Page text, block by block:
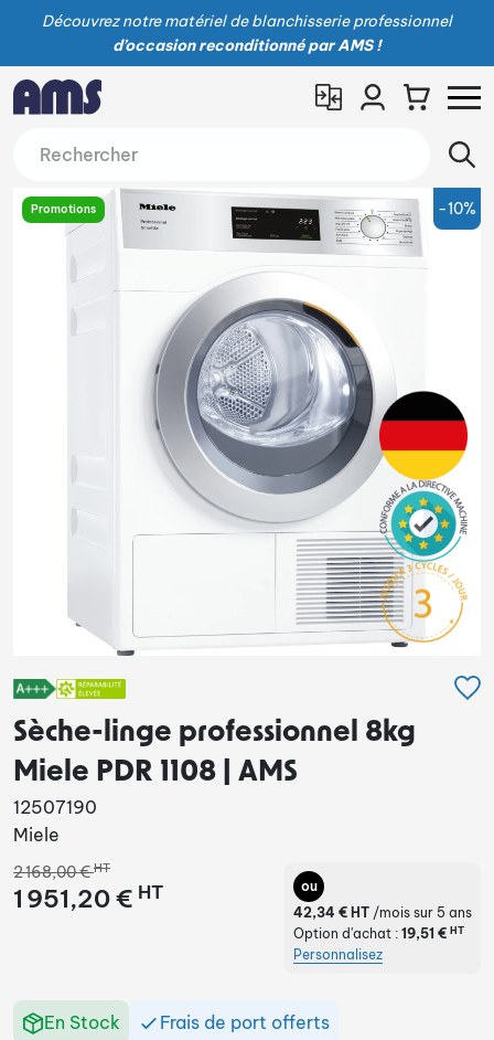
Découvrez notre matériel de blanchisserie professionnel
d’occasion reconditionné par AMS !
Promotions -10%
Sèche-linge professionnel 8kg
Miele PDR 1108 | AMS
12507190
Miele
2 168,00 €HT
1 951,20 € HT
ou
42,34 € HT /mois sur 5 ans
Option d'achat : 19,51 € HT
Personnalisez
En Stock Frais de port offerts